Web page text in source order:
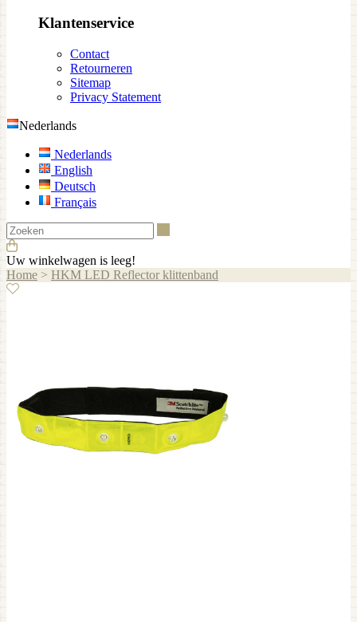
Klantenservice
Contact
Retourneren
Sitemap
Privacy Statement
Nederlands
Nederlands
English
Deutsch
Français
Uw winkelwagen is leeg!
Home > HKM LED Reflector klittenband